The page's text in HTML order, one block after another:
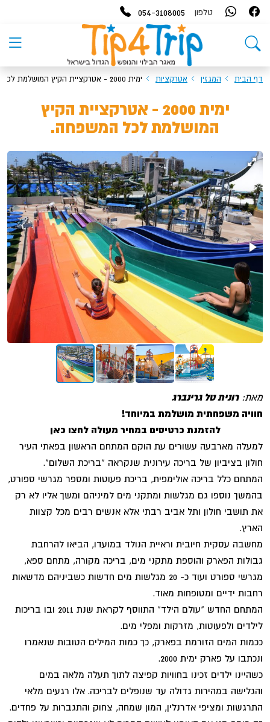
טלפון 054-3108005
דף הבית המגזין אטרקציות ימית 2000 - אטרקציית הקיץ המושלמת לכל המשפחה.
ימית 2000 - אטרקציית הקיץ
המושלמת לכל המשפחה.
מאת:רונית טל גרינברג
חוויה משפחתית מושלמת במיוחד!
להזמנת כרטיסים במחיר מעולה לחצו כאן
למעלה מארבעה עשורים עת הוקם המתחם הראשון בפאתי העיר
חולון בציביון של בריכה עירונית שנקראה "בריכת השלום".
המתחם כלל בריכה אולימפית, בריכת פעוטות ומספר מגרשי ספורט,
בהמשך נוספו גם מגלשות ומתקני מים למיניהם ומשך אליו לא רק
את תושבי חולון ותל אביב רבתי אלא אנשים רבים מכל קצוות
הארץ.
מחשבה עסקית חיובית וראיית הנולד במועדו, הביאו להרחבת
גבולות הפארק והוספת מתקני מים, בריכה מקורה, מתחם ספא,
מגרשי ספורט ועוד כ- 20 מגלשות מים חדשות כשביניהם מדשאות
רחבות ידיים ומטופחות מאוד.
המתחם החדש "עולם הילד" התווסף לקראת שנת 2011 ובו בריכות
לילדים ולפעוטות, מזרקות ומפלי מים.
ככמות המים הזורמת בפארק, כך כמות המילים הטובות שנאמרו
ונכתבו על פארק ימית 2000.
כשהיינו ילדים זכינו בחוויות קפיצה לתוך תעלה מלאה במים
והגלישה במהירות גדולה עד שנופלים לבריכה. אלו רגעים מלאי
התרגשות ומציפי אדרנלין, המון שמחה, צחוק והתגברות על פחדים.